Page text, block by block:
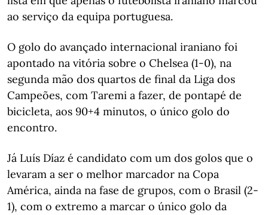
ao serviço da equipa portuguesa.
O golo do avançado internacional iraniano foi
apontado na vitória sobre o Chelsea (1-0), na
segunda mão dos quartos de final da Liga dos
Campeões, com Taremi a fazer, de pontapé de
bicicleta, aos 90+4 minutos, o único golo do
encontro.
Já Luís Díaz é candidato com um dos golos que o
levaram a ser o melhor marcador na Copa
América, ainda na fase de grupos, com o Brasil (2-
1), com o extremo a marcar o único golo da